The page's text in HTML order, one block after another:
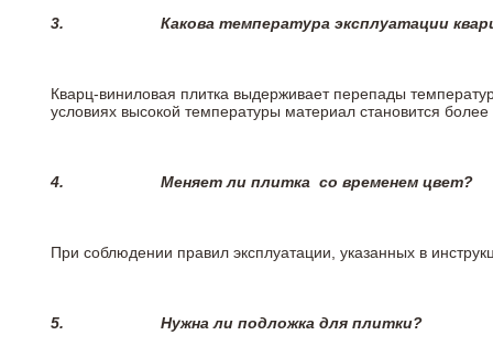
3. Какова температура эксплуатации
Кварц-виниловая плитка выдерживает перепады
условиях высокой температуры материал становится
4. Меняет ли плитка со временем цвет?
При соблюдении правил эксплуатации, указанных в
5. Нужна ли подложка для плитки?